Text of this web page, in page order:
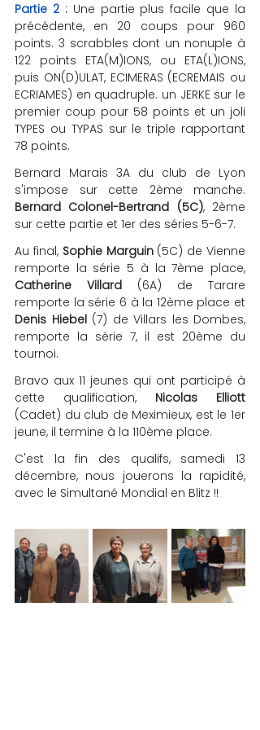
Partie 2 : Une partie plus facile que la
précédente, en 20 coups pour 960
points. 3 scrabbles dont un nonuple à
122 points ETA(M)IONS, ou ETA(L)IONS,
puis ON(D)ULAT, ECIMERAS (ECREMAIS ou
ECRIAMES) en quadruple. un JERKE sur le
premier coup pour 58 points et un joli
TYPES ou TYPAS sur le triple rapportant
78 points.
Bernard Marais 3A du club de Lyon
Bernard Colonel-Bertrand (5C), 2ème
sur cette partie et 1er des séries 5-6-7.
Au final, Sophie Marguin (5C) de Vienne
Catherine Villard (6A) de Tarare
Denis Hiebel (7) de Villars les Dombes,
remporte la série 7, il est 20ème du
tournoi.
Bravo aux 11 jeunes qui ont participé à
cette qualification, Nicolas Elliott
(Cadet) du club de Meximieux, est le 1er
jeune, il termine à la 110ème place.
C'est la fin des qualifs, samedi 13
décembre, nous jouerons la rapidité,
avec le Simultané Mondial en Blitz !!